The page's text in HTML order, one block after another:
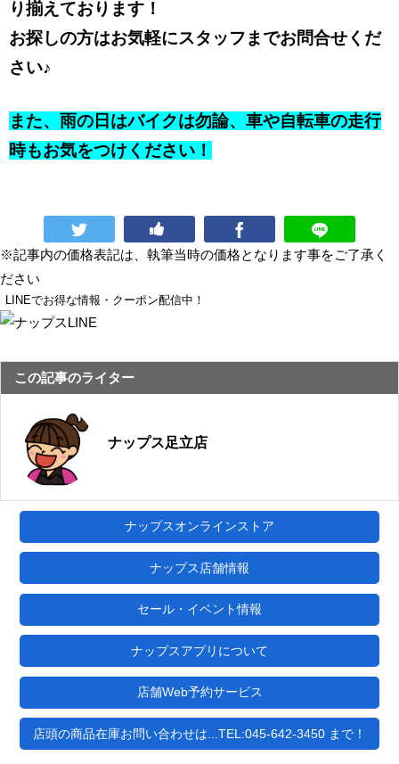
り揃えております！
お探しの方はお気軽にスタッフまでお問合せくだ
さい♪
また、雨の日はバイクは勿論、車や自転車の走行
時もお気をつけください！
※記事内の価格表記は、執筆当時の価格となります事をご了承く
ださい
LINEでお得な情報・クーポン配信中！
この記事のライター
ナップス足立店
ナップスオンラインストア
ナップス店舗情報
セール・イベント情報
ナップスアプリについて
店舗Web予約サービス
店頭の商品在庫お問い合わせは...TEL:045-642-3450 まで！